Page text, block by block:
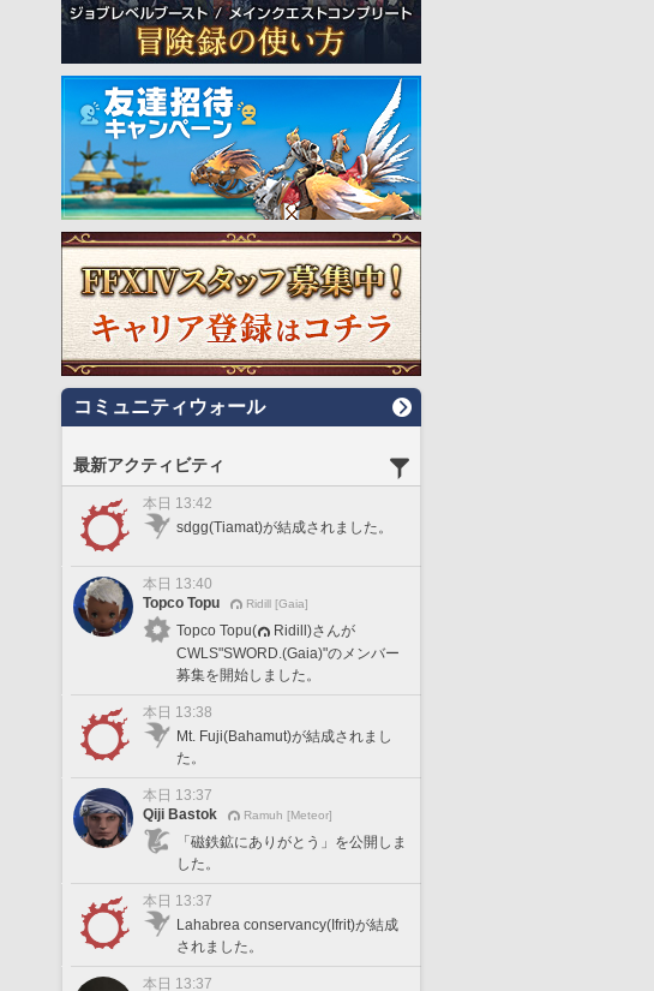
コミュニティウォール
最新アクティビティ
本日 13:42
sdgg(Tiamat)が結成されました。
本日 13:40
Topco Topu
Ridill [Gaia]
Topco Topu(
Ridill)さんが
CWLS"SWORD.(Gaia)"のメンバー
募集を開始しました。
本日 13:38
Mt. Fuji(Bahamut)が結成されまし
た。
本日 13:37
Qiji Bastok
Ramuh [Meteor]
「磁鉄鉱にありがとう」を公開しま
した。
本日 13:37
Lahabrea conservancy(Ifrit)が結成
されました。
本日 13:37